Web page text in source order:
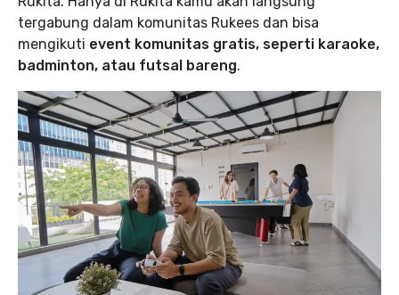
tergabung dalam komunitas Rukees dan bisa
mengikuti event komunitas gratis, seperti karaoke,
badminton, atau futsal bareng.